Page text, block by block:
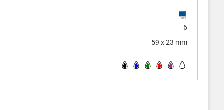
6
59 x 23 mm